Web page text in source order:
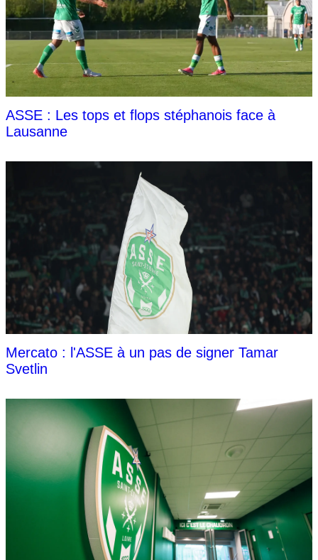
ASSE : Les tops et flops stéphanois face à
Lausanne
Mercato : l'ASSE à un pas de signer Tamar
Svetlin